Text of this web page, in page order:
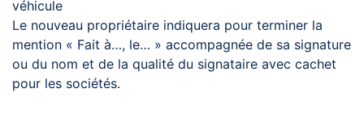
véhicule
Le nouveau propriétaire indiquera pour terminer la
mention « Fait à…, le… » accompagnée de sa signature
ou du nom et de la qualité du signataire avec cachet
pour les sociétés.